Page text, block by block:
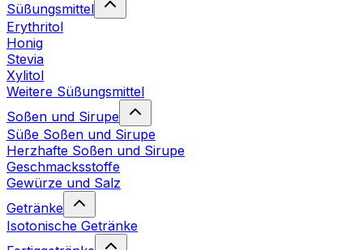
Süßungsmittel
Erythritol
Honig
Stevia
Xylitol
Weitere Süßungsmittel
Soßen und Sirupe
Süße Soßen und Sirupe
Herzhafte Soßen und Sirupe
Geschmacksstoffe
Gewürze und Salz
Getränke
Isotonische Getränke